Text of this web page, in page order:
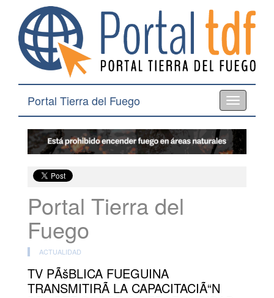
Toggle
navigation
Portal Tierra del Fuego
Portal Tierra del
Fuego
ACTUALIDAD
TV PÃšBLICA FUEGUINA
TRANSMITIRÃ LA CAPACITACIÃ“N